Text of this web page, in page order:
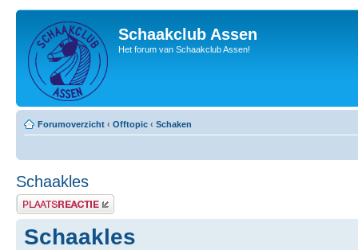
Schaakclub Assen
Het forum van Schaakclub Assen!
Forumoverzicht ‹ Offtopic ‹ Schaken
Schaakles
Plaats een reactie
Schaakles